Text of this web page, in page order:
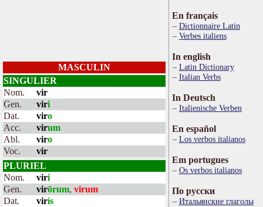
MASCULIN
SINGULIER
Nom.
vir
Gen.
viri
Dat.
viro
Acc.
virum
Abl.
viro
Voc.
vir
PLURIEL
Nom.
viri
Gen.
virōrum, virum
Dat.
viris
En français
Dictionnaire Latin
Verbes italiens
In english
Latin Dictionary
Italian Verbs
In Deutsch
Italienische Verben
En español
Los verbos italianos
Em portugues
Os verbos italianos
По русски
Итальянские глаголы